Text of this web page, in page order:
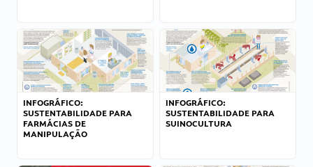
INFOGRÁFICO:
SUSTENTABILIDADE PARA
FARMÁCIAS DE
MANIPULAÇÃO
INFOGRÁFICO:
SUSTENTABILIDADE PARA
SUINOCULTURA